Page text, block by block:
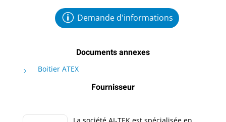
Demande d'informations
Documents annexes
Boitier ATEX
Fournisseur